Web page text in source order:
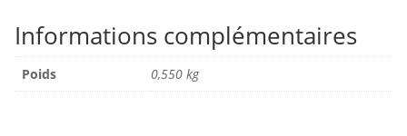
Informations complémentaires
Poids 0,550 kg